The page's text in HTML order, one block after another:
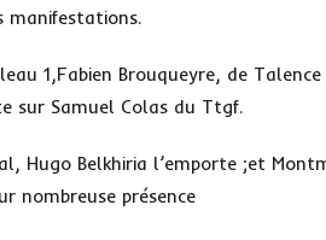
manifestations.
1,Fabien Brouqueyre, de
sur Samuel Colas du Ttgf.
Hugo Belkhiria l’emporte ;et
nombreuse présence